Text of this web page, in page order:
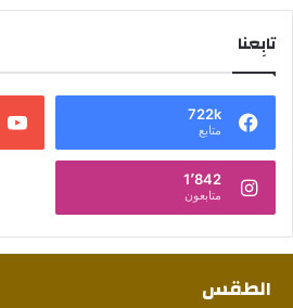
تابِعنا
722k
متابع
1٬842
متابعون
الطقس